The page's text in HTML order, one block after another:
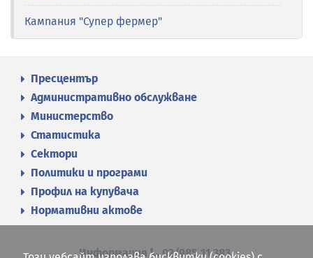
Кампания "Супер фермер"
Пресцентър
Административно обслужване
Министерство
Статистика
Сектори
Политики и програми
Профил на купувача
Нормативни актове
Информация 02/985 11 383